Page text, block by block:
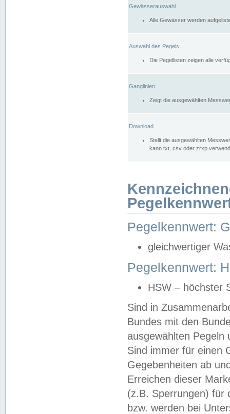
Gewässerauswahl
Alle Gewässer werden
Auswahl des Pegels
Die Pegellisten zeigen alle
Ganglinien
Zeigt die ausgewählten
Download
Stellt die ausgewählten
kann txt, csv oder zrxp
Pegelkennwert:
gleichwertiger
Pegelkennwert:
HSW – höchster
Sind in
Bundes mit den
ausgewählten
Sind immer für einen
Gegebenheiten ab
Erreichen dieser
(z.B. Sperrungen) für
bzw. werden bei